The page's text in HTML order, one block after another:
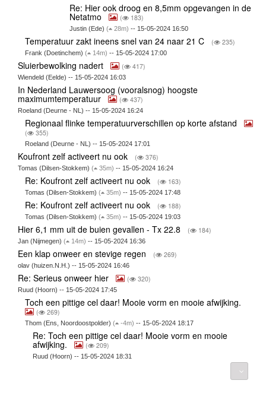
Re: Hier ook droog en 8,5mm opgevangen in de
Netatmo ( 183)
Justin (Ede)( 28m) -- 15-05-2024 16:50
Temperatuur zakt ineens snel van 24 naar 21 C ( 235)
Frank (Doetinchem)( 14m) -- 15-05-2024 17:00
Sluierbewolking nadert ( 417)
Wiendeld (Eelde) -- 15-05-2024 16:03
In Nederland Lauwersoog (vooralsnog) hoogste
maximumtemperatuur ( 437)
Roeland (Deurne - NL) -- 15-05-2024 16:24
Regionaal flinke temperatuurverschillen op korte afstand
( 355)
Roeland (Deurne - NL) -- 15-05-2024 17:01
Koufront zelf activeert nu ook ( 376)
Tomas (Dilsen-Stokkem) ( 35m) -- 15-05-2024 16:24
Re: Koufront zelf activeert nu ook ( 163)
Tomas (Dilsen-Stokkem)( 35m) -- 15-05-2024 17:48
Re: Koufront zelf activeert nu ook ( 188)
Tomas (Dilsen-Stokkem)( 35m) -- 15-05-2024 19:03
Hier 6,1 mm uit de buien gevallen - Tx 22.8 ( 184)
Jan (Nijmegen) ( 14m) -- 15-05-2024 16:36
Een klap onweer en stevige regen ( 269)
olav (huizen.N.H.) -- 15-05-2024 16:46
Re: Serieus onweer hier ( 320)
Ruud (Hoorn) -- 15-05-2024 17:45
Toch een pittige cel daar! Mooie vorm en mooie afwijking.
( 269)
Thom (Ens, Noordoostpolder)( -4m) -- 15-05-2024 18:17
Re: Toch een pittige cel daar! Mooie vorm en mooie
afwijking. ( 209)
Ruud (Hoorn) -- 15-05-2024 18:31